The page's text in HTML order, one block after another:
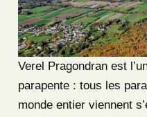
Verel Pragondran est
parapente : tous les
monde entier viennent